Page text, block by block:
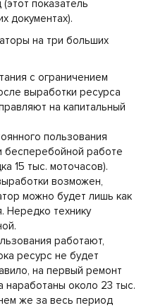
показатель
документах).
на три больших
с ограничением
выработки ресурса
на капитальный
пользования
бесперебойной работе
15 тыс. моточасов).
возможен,
можно будет лишь как
Нередко технику
работают,
ресурс не будет
на первый ремонт
наработаны около 23 тыс.
же за весь период